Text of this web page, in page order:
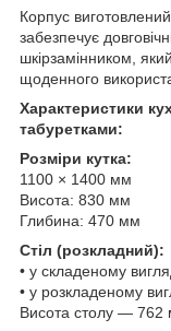
Корпус
забезпечує
шкірзамінником,
щоденного
Характеристики
табуретками:
Розміри кутка:
1100 × 1400 мм
Висота: 830 мм
Глибина: 470 мм
Стіл (розкладний):
• у складеному
• у розкладеному
Висота столу — 762